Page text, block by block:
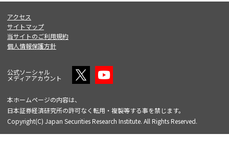
アクセス
サイトマップ
当サイトのご利用規約
個人情報保護方針
公式ソーシャル
メディアアカウント
本ホームページの内容は、
日本証券経済研究所の許可なく転用・複製等する事を禁じます。
Copyright(C) Japan Securities Research Institute. All Rights Reserved.